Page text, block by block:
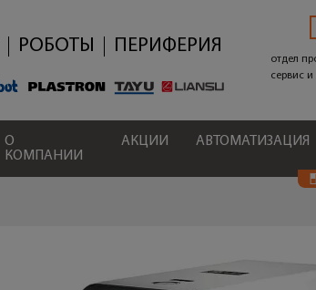
РОБОТЫ ПЕРИФЕРИЯ
отдел
сервис и
О
КОМПАНИИ
АКЦИИ АВТОМАТИЗАЦИЯ